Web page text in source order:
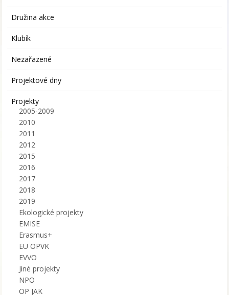
Družina akce
Klubík
Nezařazené
Projektové dny
Projekty
2005-2009
2010
2011
2012
2015
2016
2017
2018
2019
Ekologické projekty
EMISE
Erasmus+
EU OPVK
EVVO
Jiné projekty
NPO
OP JAK